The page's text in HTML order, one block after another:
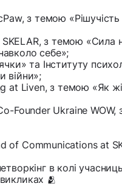
з темою «Рішучість
з темою «Сила
себе»;
та Інституту
війни»;
at Liven, з темою «Як
Founder Ukraine
of Communications at
в колі
🫂